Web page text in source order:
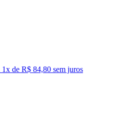
1x de R$ 84,80 sem juros